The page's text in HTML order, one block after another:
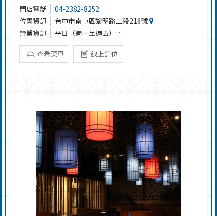
門店電話
04-2382-8252
位置資訊
台中市南屯區黎明路二段216號
營業資訊
平日（週一至週五）
11:30-00:00（最後點餐22:50）
週六、週日及國訂假日
查看菜單 線上訂位